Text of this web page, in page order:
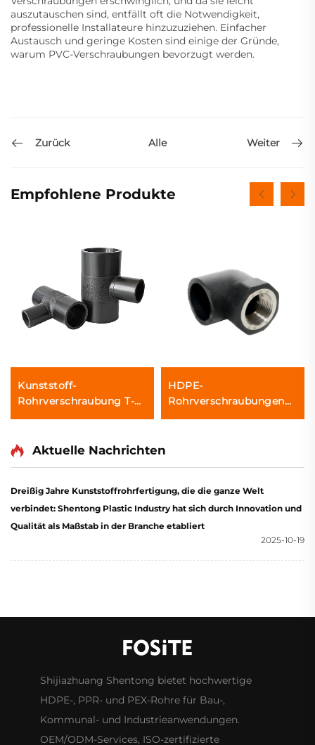
auszutauschen sind, entfällt oft die Notwendigkeit,
professionelle Installateure hinzuzuziehen. Einfacher
Austausch und geringe Kosten sind einige der Gründe,
warum PVC-Verschraubungen bevorzugt werden.
Zurück Alle Weiter
Empfohlene Produkte
Kunststoff-
Rohrverschraubung T-
Stück HDPE-
verjüngtes T-Stück PE-
HDPE-
Rohrverschraubungen
Gewindeverbindung 90-
Aktuelle Nachrichten
Dreißig Jahre Kunststoffrohrfertigung, die die ganze Welt
verbindet: Shentong Plastic Industry hat sich durch Innovation und
Qualität als Maßstab in der Branche etabliert
2025-10-19
Shijiazhuang Shentong bietet hochwertige
HDPE-, PPR- und PEX-Rohre für Bau-,
Kommunal- und Industrieanwendungen.
OEM/ODM-Services, ISO-zertifizierte